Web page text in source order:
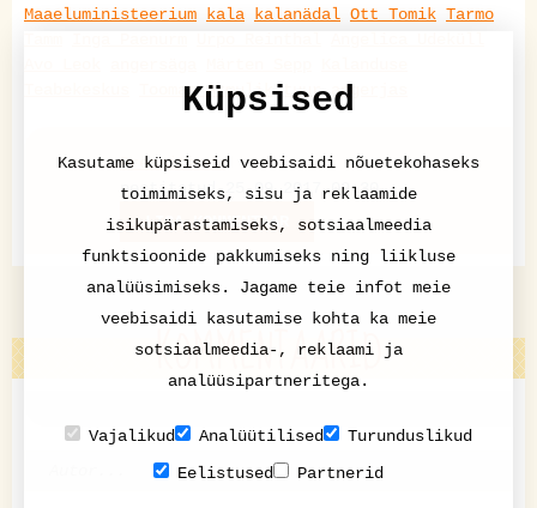
Maaeluministeerium kala kalanädal Ott Tomik Tarmo
Toomas Armulik tuur angerjas
Pressiteade
postitatud 25.09.2017 09:30
LISA KOMMENTAAR
KOMMENTAARID
Küpsised
Kasutame küpsiseid veebisaidi nõuetekohaseks
toimimiseks, sisu ja reklaamide
isikupärastamiseks, sotsiaalmeedia
funktsioonide pakkumiseks ning liikluse
analüüsimiseks. Jagame teie infot meie
veebisaidi kasutamise kohta ka meie
sotsiaalmeedia-, reklaami ja
analüüsipartneritega.
Vajalikud Analüütilised
Turunduslikud
Eelistused
Partnerid